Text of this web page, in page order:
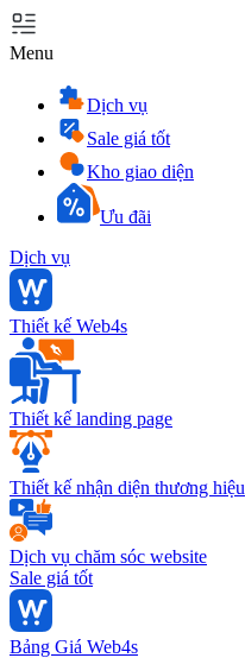
Menu
Dịch vụ
Sale giá tốt
Kho giao diện
Ưu đãi
Dịch vụ
Thiết kế Web4s
Thiết kế landing page
Thiết kế nhận diện thương hiệu
Dịch vụ chăm sóc website
Sale giá tốt
Bảng Giá Web4s